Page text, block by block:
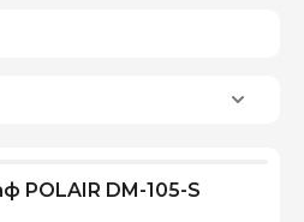
POLAIR DM-105-S